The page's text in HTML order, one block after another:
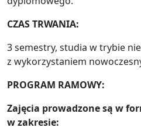
CZAS TRWANIA:
3 semestry, studia w trybie
z wykorzystaniem
PROGRAM RAMOWY:
Zajęcia prowadzone są w
w zakresie: